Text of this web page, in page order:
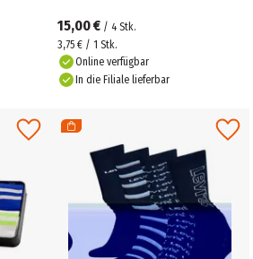
15,00 € / 4 Stk.
3,75 € / 1 Stk.
Online verfügbar
In die Filiale lieferbar